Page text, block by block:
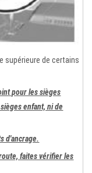
supérieure de certains
pour les sièges
enfant, ni de
d'ancrage.
faites vérifier les